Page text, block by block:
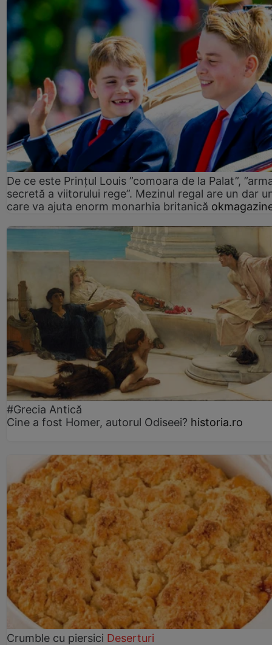
De ce este Prințul Louis ”comoara de la Palat”,
secretă a viitorului rege”. Mezinul regal are un dar
care va ajuta enorm monarhia britanică
#Grecia Antică
Cine a fost Homer, autorul Odiseei? historia.ro
Crumble cu piersici Deserturi